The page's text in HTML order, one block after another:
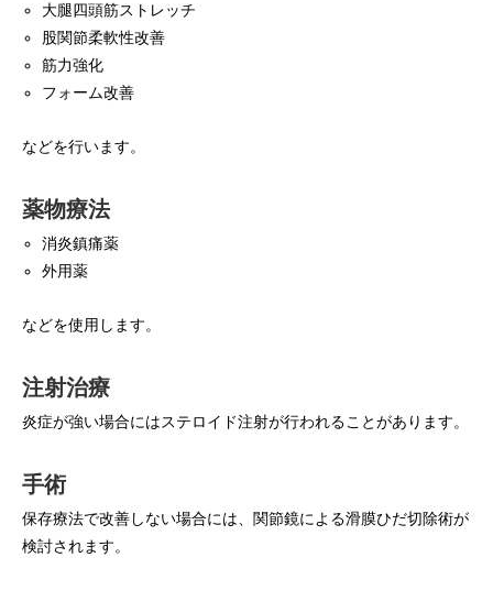
大腿四頭筋ストレッチ
股関節柔軟性改善
筋力強化
フォーム改善
などを行います。
薬物療法
消炎鎮痛薬
外用薬
などを使用します。
注射治療
炎症が強い場合にはステロイド注射が行われることがあります。
手術
保存療法で改善しない場合には、関節鏡による滑膜ひだ切除術が
検討されます。